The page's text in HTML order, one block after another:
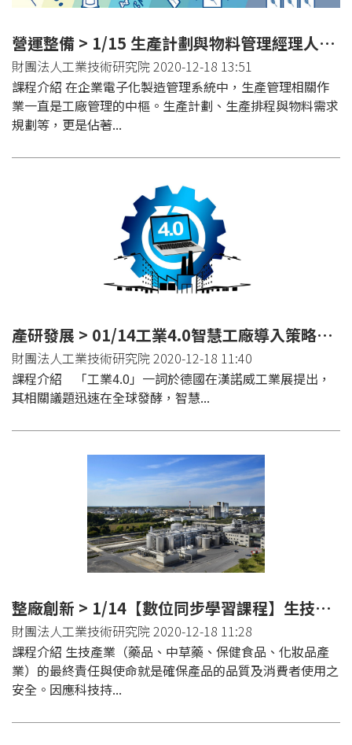
營運整備 > 1/15 生產計劃與物料管理經理人實務培訓班(台中)
財團法人工業技術研究院 2020-12-18 13:51
課程介紹 在企業電子化製造管理系統中，生產管理相關作
業一直是工廠管理的中樞。生產計劃、生產排程與物料需求
規劃等，更是佔著...
產研發展 > 01/14工業4.0智慧工廠導入策略方法應用整合班(台北)
財團法人工業技術研究院 2020-12-18 11:40
課程介紹 「工業4.0」一詞於德國在漢諾威工業展提出，
其相關議題迅速在全球發酵，智慧...
整廠創新 > 1/14【數位同步學習課程】生技廠商建廠規劃與水/空調系統確效實務班(台北)
財團法人工業技術研究院 2020-12-18 11:28
課程介紹 生技產業（藥品、中草藥、保健食品、化妝品產
業）的最終責任與使命就是確保產品的品質及消費者使用之
安全。因應科技持...